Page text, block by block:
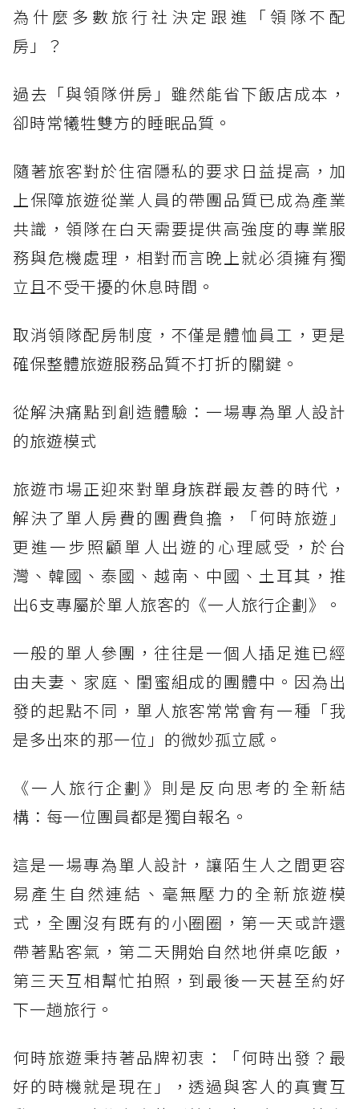
為什麼多數旅行社決定跟進「領隊不配
房」？
過去「與領隊併房」雖然能省下飯店成本，
卻時常犧牲雙方的睡眠品質。
隨著旅客對於住宿隱私的要求日益提高，加
上保障旅遊從業人員的帶團品質已成為產業
共識，領隊在白天需要提供高強度的專業服
務與危機處理，相對而言晚上就必須擁有獨
立且不受干擾的休息時間。
取消領隊配房制度，不僅是體恤員工，更是
確保整體旅遊服務品質不打折的關鍵。
從解決痛點到創造體驗：一場專為單人設計
的旅遊模式
旅遊市場正迎來對單身族群最友善的時代，
解決了單人房費的團費負擔，「何時旅遊」
更進一步照顧單人出遊的心理感受，於台
灣、韓國、泰國、越南、中國、土耳其，推
出6支專屬於單人旅客的《一人旅行企劃》。
一般的單人參團，往往是一個人插足進已經
由夫妻、家庭、閨蜜組成的團體中。因為出
發的起點不同，單人旅客常常會有一種「我
是多出來的那一位」的微妙孤立感。
《一人旅行企劃》則是反向思考的全新結
構：每一位團員都是獨自報名。
這是一場專為單人設計，讓陌生人之間更容
易產生自然連結、毫無壓力的全新旅遊模
式，全團沒有既有的小圈圈，第一天或許還
帶著點客氣，第二天開始自然地併桌吃飯，
第三天互相幫忙拍照，到最後一天甚至約好
下一趟旅行。
何時旅遊秉持著品牌初衷：「何時出發？最
好的時機就是現在」，透過與客人的真實互